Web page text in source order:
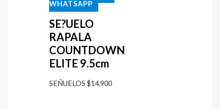
WHATSAPP
SE?UELO
RAPALA
COUNTDOWN
ELITE 9.5cm
SEÑUELOS $14.900